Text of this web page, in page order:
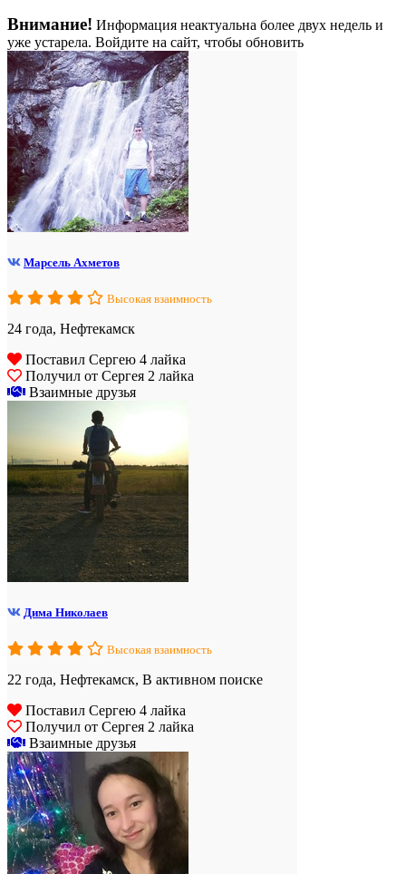
Внимание! Информация неактуальна более двух недель и
уже устарела. Войдите на сайт, чтобы обновить
Марсель Ахметов
Высокая взаимность
24 года, Нефтекамск
Поставил Сергею 4 лайка
Получил от Сергея 2 лайка
Взаимные друзья
Дима Николаев
Высокая взаимность
22 года, Нефтекамск, В активном поиске
Поставил Сергею 4 лайка
Получил от Сергея 2 лайка
Взаимные друзья